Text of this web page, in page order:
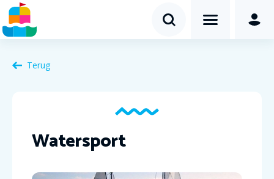
Terug
Watersport